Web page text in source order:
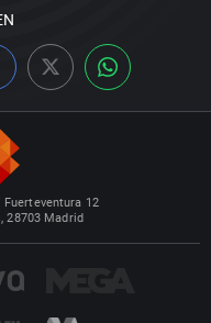
Fuerteventura 12
28703 Madrid